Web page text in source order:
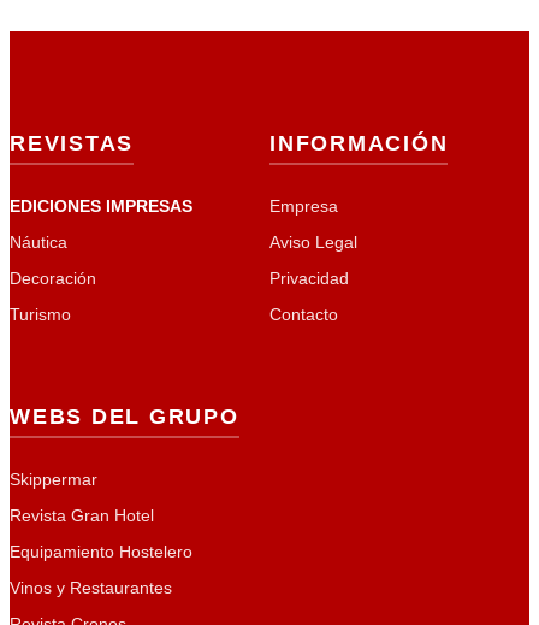
REVISTAS
EDICIONES IMPRESAS
Náutica
Decoración
Turismo
INFORMACIÓN
Empresa
Aviso Legal
Privacidad
Contacto
WEBS DEL GRUPO
Skippermar
Revista Gran Hotel
Equipamiento Hostelero
Vinos y Restaurantes